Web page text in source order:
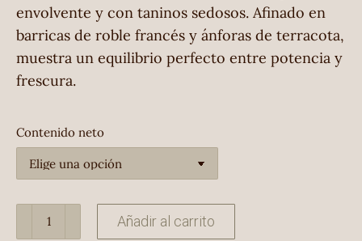
envolvente y con taninos sedosos. Afinado en
barricas de roble francés y ánforas de terracota,
muestra un equilibrio perfecto entre potencia y
frescura.
Contenido neto
Nacelcanto
2022
Añadir al carrito